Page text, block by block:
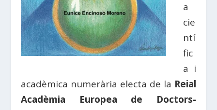
a
cie
ntí
fic
a i
acadèmica numerària electa de la Reial
Acadèmia Europea de Doctors-